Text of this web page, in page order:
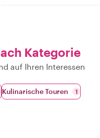
Kategorie
auf Ihren Interessen
Kulinarische Touren 1